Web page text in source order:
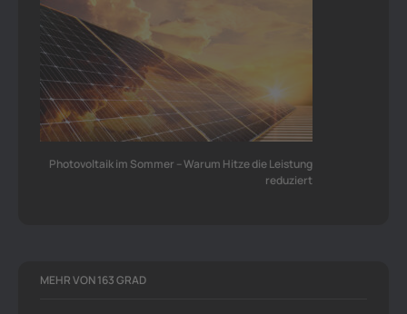
Photovoltaik im Sommer – Warum Hitze die Leistung
reduziert
MEHR VON 163 GRAD